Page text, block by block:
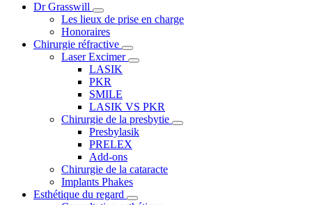
Dr Grasswill
Les lieux de prise en charge
Honoraires
Chirurgie réfractive
Laser Excimer
LASIK
PKR
SMILE
LASIK VS PKR
Chirurgie de la presbytie
Presbylasik
PRELEX
Add-ons
Chirurgie de la cataracte
Implants Phakes
Esthétique du regard